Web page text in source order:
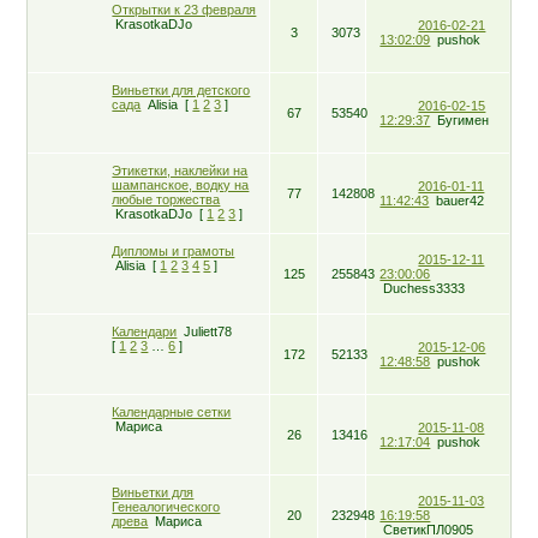
Открытки к 23 февраля
KrasotkaDJo
3 3073
2016-02-21
13:02:09 pushok
Виньетки для детского
сада Alisia [ 1 2 3 ]
67 53540
2016-02-15
12:29:37 Бугимен
Этикетки, наклейки на
шампанское, водку на
любые торжества
KrasotkaDJo [ 1 2 3 ]
77 142808
2016-01-11
11:42:43 bauer42
Дипломы и грамоты
Alisia [ 1 2 3 4 5 ]
125 255843
2015-12-11
23:00:06
Duchess3333
Календари Juliett78
[ 1 2 3 6 ]
172 52133
2015-12-06
12:48:58 pushok
Календарные сетки
Мариса
26 13416
2015-11-08
12:17:04 pushok
Виньетки для
Генеалогического
древа Мариса 20 232948
2015-11-03
16:19:58
СветикПЛ0905